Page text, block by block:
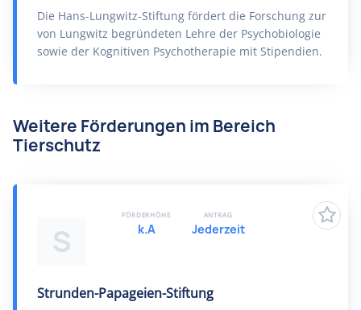
Die Hans-Lungwitz-Stiftung fördert die Forschung zur
von Lungwitz begründeten Lehre der Psychobiologie
sowie der Kognitiven Psychotherapie mit Stipendien.
Weitere Förderungen im Bereich
Tierschutz
S
Strunden-Papageien-Stiftung
FÖRDERHÖHE
k.A
ANTRAG
Jederzeit